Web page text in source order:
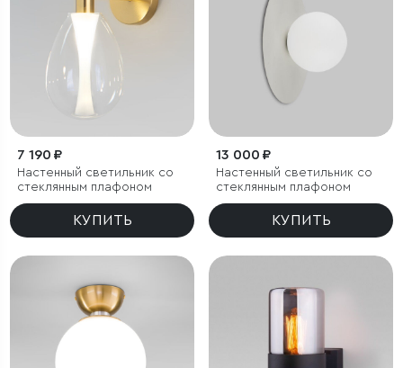
7 190 ₽
Настенный светильник со
стеклянным плафоном
КУПИТЬ
13 000 ₽
Настенный светильник со
стеклянным плафоном
КУПИТЬ